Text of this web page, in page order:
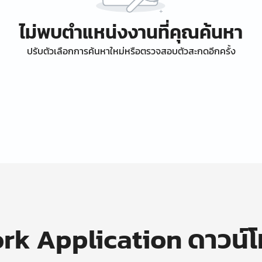
ไม่พบตำแหน่งงานที่คุณค้นหา
ปรับตัวเลือกการค้นหาใหม่หรือตรวจสอบตัวสะกดอีกครั้ง
Application ดาวน์